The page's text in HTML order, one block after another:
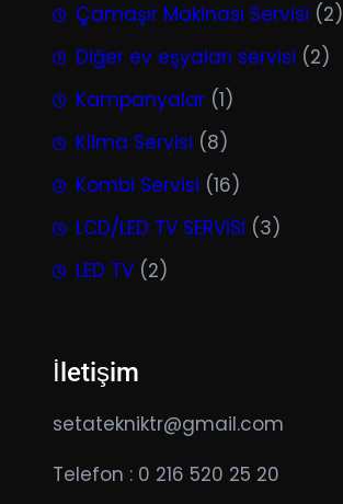
Çamaşır Makinası Servisi (2)
Diğer ev eşyaları servisi (2)
Kampanyalar (1)
Klima Servisi (8)
Kombi Servisi (16)
LCD/LED TV SERVİSİ (3)
LED TV (2)
İletişim
setatekniktr@gmail.com
Telefon : 0 216 520 25 20